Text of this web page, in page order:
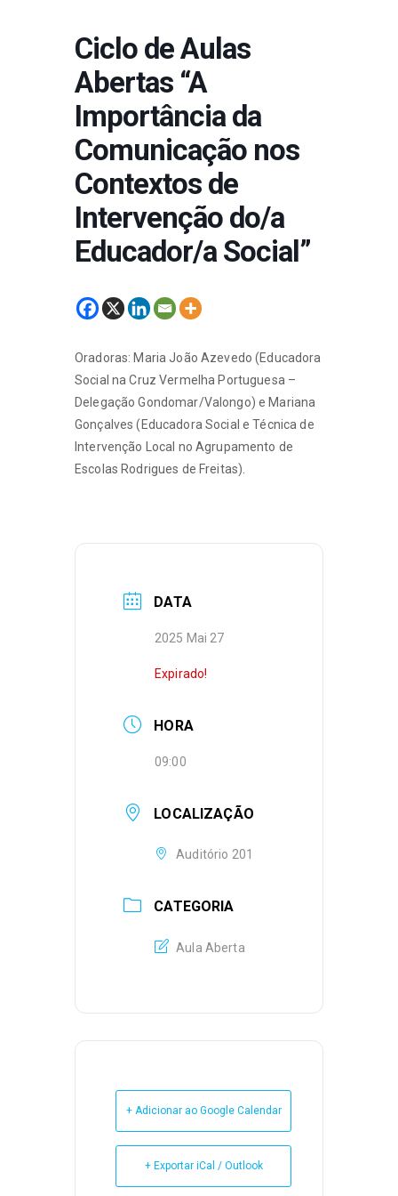
Ciclo de Aulas
Abertas “A
Importância da
Comunicação nos
Contextos de
Intervenção do/a
Educador/a Social”
Oradoras: Maria João Azevedo (Educadora
Social na Cruz Vermelha Portuguesa –
Delegação Gondomar/Valongo) e Mariana
Gonçalves (Educadora Social e Técnica de
Intervenção Local no Agrupamento de
Escolas Rodrigues de Freitas).
DATA
2025 Mai 27
Expirado!
HORA
09:00
LOCALIZAÇÃO
Auditório 201
CATEGORIA
Aula Aberta
+ Adicionar ao Google Calendar
+ Exportar iCal / Outlook